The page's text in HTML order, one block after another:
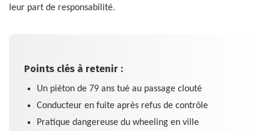
leur part de responsabilité.
Points clés à retenir :
Un piéton de 79 ans tué au passage clouté
Conducteur en fuite après refus de contrôle
Pratique dangereuse du wheeling en ville